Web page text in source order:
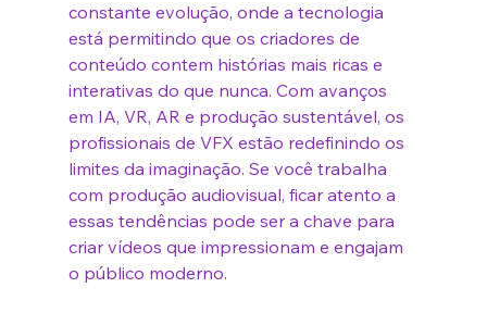
constante evolução, onde a tecnologia
está permitindo que os criadores de
conteúdo contem histórias mais ricas e
interativas do que nunca. Com avanços
em IA, VR, AR e produção sustentável, os
profissionais de VFX estão redefinindo os
limites da imaginação. Se você trabalha
com produção audiovisual, ficar atento a
essas tendências pode ser a chave para
criar vídeos que impressionam e engajam
o público moderno.